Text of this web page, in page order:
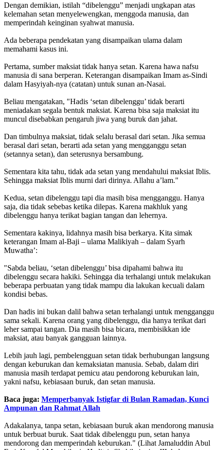
Dengan demikian, istilah “dibelenggu” menjadi ungkapan atas
kelemahan setan menyelewengkan, menggoda manusia, dan
memperindah keinginan syahwat manusia.
Ada beberapa pendekatan yang disampaikan ulama dalam
memahami kasus ini.
Pertama, sumber maksiat tidak hanya setan. Karena hawa nafsu
manusia di sana berperan. Keterangan disampaikan Imam as-Sindi
dalam Hasyiyah-nya (catatan) untuk sunan an-Nasai.
Beliau mengatakan, "Hadis ‘setan dibelenggu’ tidak berarti
meniadakan segala bentuk maksiat. Karena bisa saja maksiat itu
muncul disebabkan pengaruh jiwa yang buruk dan jahat.
Dan timbulnya maksiat, tidak selalu berasal dari setan. Jika semua
berasal dari setan, berarti ada setan yang mengganggu setan
(setannya setan), dan seterusnya bersambung.
Sementara kita tahu, tidak ada setan yang mendahului maksiat Iblis.
Sehingga maksiat Iblis murni dari dirinya. Allahu a’lam."
Kedua, setan dibelenggu tapi dia masih bisa mengganggu. Hanya
saja, dia tidak sebebas ketika dilepas. Karena makhluk yang
dibelenggu hanya terikat bagian tangan dan lehernya.
Sementara kakinya, lidahnya masih bisa berkarya. Kita simak
keterangan Imam al-Baji – ulama Malikiyah – dalam Syarh
Muwatha’:
"Sabda beliau, ‘setan dibelenggu’ bisa dipahami bahwa itu
dibelenggu secara hakiki. Sehingga dia terhalangi untuk melakukan
beberapa perbuatan yang tidak mampu dia lakukan kecuali dalam
kondisi bebas.
Dan hadis ini bukan dalil bahwa setan terhalangi untuk mengganggu
sama sekali. Karena orang yang dibelenggu, dia hanya terikat dari
leher sampai tangan. Dia masih bisa bicara, membisikkan ide
maksiat, atau banyak gangguan lainnya.
Lebih jauh lagi, pembelengguan setan tidak berhubungan langsung
dengan keburukan dan kemaksiatan manusia. Sebab, dalam diri
manusia masih terdapat pemicu atau pendorong keburukan lain,
yakni nafsu, kebiasaan buruk, dan setan manusia.
Baca juga: Memperbanyak Istigfar di Bulan Ramadan, Kunci
Ampunan dan Rahmat Allah
Adakalanya, tanpa setan, kebiasaan buruk akan mendorong manusia
untuk berbuat buruk. Saat tidak dibelenggu pun, setan hanya
mendorong dan memperindah keburukan." (Lihat Jamaluddin Abul